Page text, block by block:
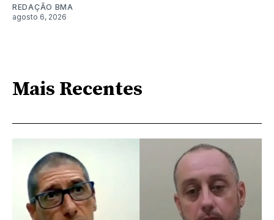
REDAÇÃO BMA
agosto 6, 2026
Mais Recentes